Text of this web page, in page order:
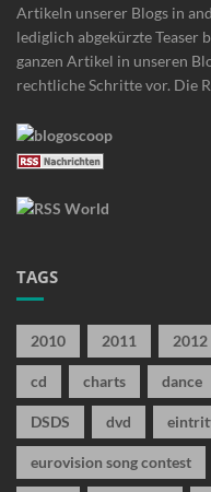
Artikeln unserer Blogs in
lediglich abgekürzte Teaser
ganzen Artikel in unseren
rechtliche Schritte vor. Die
TAGS
2010 2011 2012
cd charts dance
DSDS dvd
eurovision song contest